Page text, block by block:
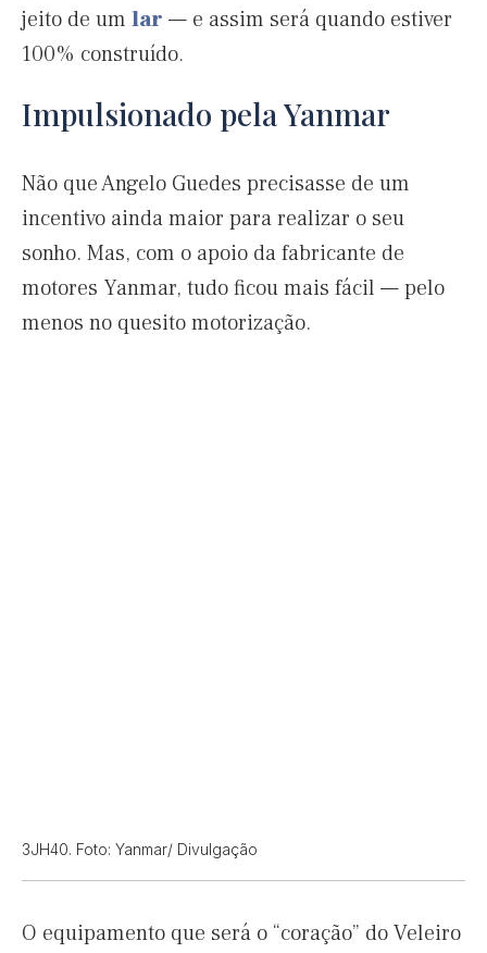
jeito de um lar — e assim será quando estiver
100% construído.
Impulsionado pela Yanmar
Não que Angelo Guedes precisasse de um
incentivo ainda maior para realizar o seu
sonho. Mas, com o apoio da fabricante de
motores Yanmar, tudo ficou mais fácil — pelo
menos no quesito motorização.
3JH40. Foto: Yanmar/ Divulgação
O equipamento que será o “coração” do Veleiro